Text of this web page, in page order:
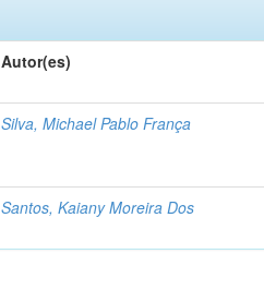
Autor(es)
Silva, Michael Pablo França
Santos, Kaiany Moreira Dos